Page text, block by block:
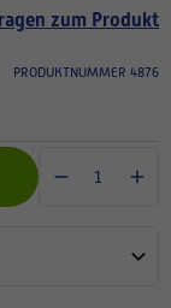
zum Produkt
PRODUKTNUMMER 4876